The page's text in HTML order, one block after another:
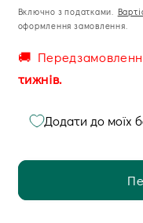
ціна
Включно з податками.
оформлення замовлення.
🚚
тижнів.
Додати до моїх